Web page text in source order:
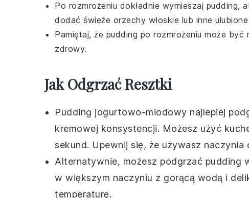
Po rozmrożeniu dokładnie wymieszaj pudding,
dodać świeże orzechy włoskie lub inne
Pamiętaj, że pudding po rozmrożeniu może być
zdrowy.
Jak Odgrzać Resztki
Pudding jogurtowo-miodowy najlepiej
kremowej konsystencji. Możesz użyć
sekund. Upewnij się, że używasz naczynia
Alternatywnie, możesz podgrzać pudding
w większym naczyniu z gorącą wodą i
temperaturę.